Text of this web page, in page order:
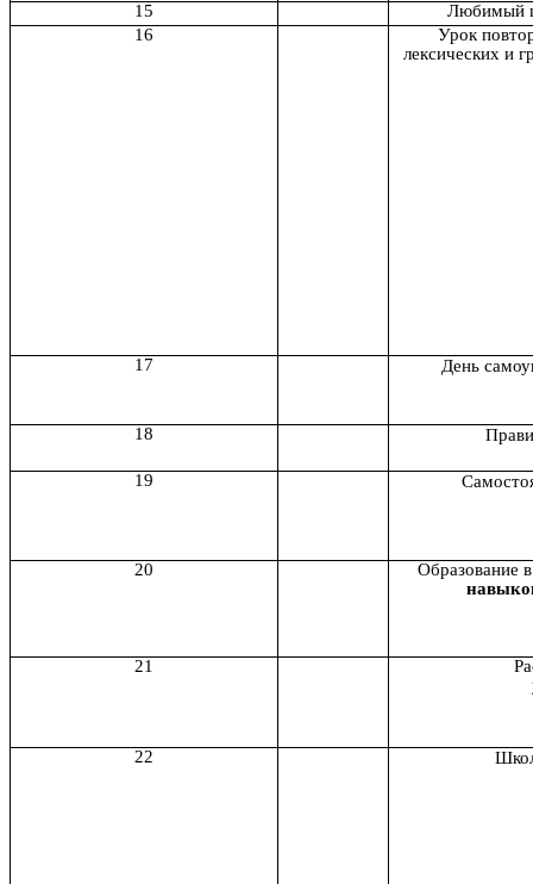
15
Любимый
16
Урок
лексических и
17 День
18
19
20
Образование
21
22